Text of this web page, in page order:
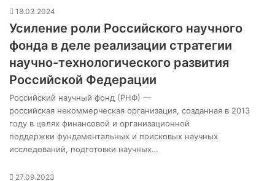
18.03.2024
Усиление роли Российского научного
фонда в деле реализации стратегии
научно-технологического развития
Российской Федерации
Российский научный фонд (РНФ) —
российская некоммерческая организация, созданная в 2013
году в целях финансовой и организационной
поддержки фундаментальных и поисковых научных
исследований, подготовки научных…
27.09.2023